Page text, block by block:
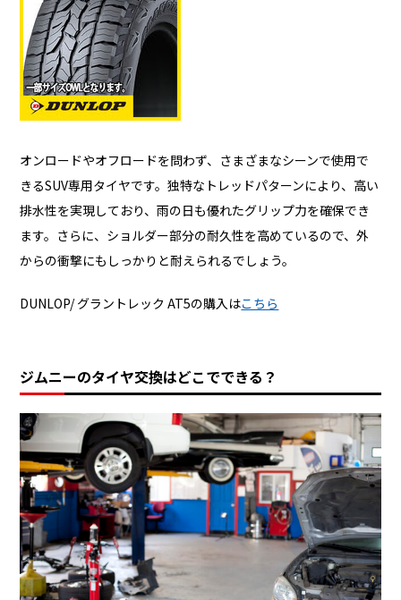
オンロードやオフロードを問わず、さまざまなシーンで使用で
きるSUV専用タイヤです。独特なトレッドパターンにより、高い
排水性を実現しており、雨の日も優れたグリップ力を確保でき
ます。さらに、ショルダー部分の耐久性を高めているので、外
からの衝撃にもしっかりと耐えられるでしょう。
DUNLOP/ グラントレック AT5の購入はこちら
ジムニーのタイヤ交換はどこでできる？